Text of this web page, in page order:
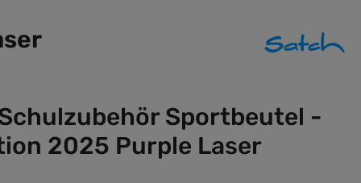
Sportbeutel -
2025 Purple Laser